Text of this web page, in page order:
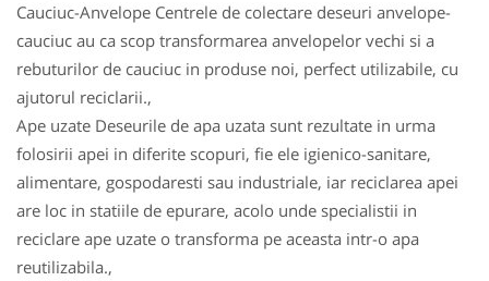
Cauciuc-Anvelope Centrele de colectare deseuri anvelope-
cauciuc au ca scop transformarea anvelopelor vechi si a
rebuturilor de cauciuc in produse noi, perfect utilizabile, cu
ajutorul reciclarii.,
Ape uzate Deseurile de apa uzata sunt rezultate in urma
folosirii apei in diferite scopuri, fie ele igienico-sanitare,
alimentare, gospodaresti sau industriale, iar reciclarea apei
are loc in statiile de epurare, acolo unde specialistii in
reciclare ape uzate o transforma pe aceasta intr-o apa
reutilizabila.,